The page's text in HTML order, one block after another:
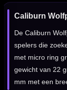
Caliburn
De Caliburn
spelers die
met micro ring
gewicht van 22
mm met een